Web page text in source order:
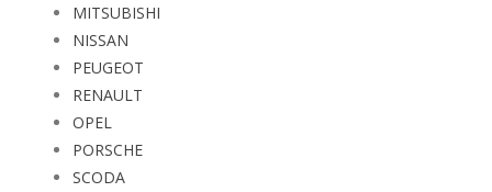
MITSUBISHI
NISSAN
PEUGEOT
RENAULT
OPEL
PORSCHE
SCODA